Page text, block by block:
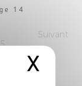
X
14
Suivant
>